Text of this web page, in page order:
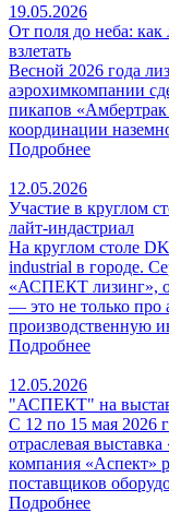
19.05.2026
От поля до неба:
взлетать
Весной 2026 года
аэрохимкомпании
пикапов «Амбертрак
координации
Подробнее
12.05.2026
Участие в круглом
лайт-индастриал
На круглом столе
industrial в городе.
«АСПЕКТ лизинг»,
— это не только про
производственную
Подробнее
12.05.2026
"АСПЕКТ" на
С 12 по 15 мая 2026
отраслевая
компания «Аспект»
поставщиков
Подробнее